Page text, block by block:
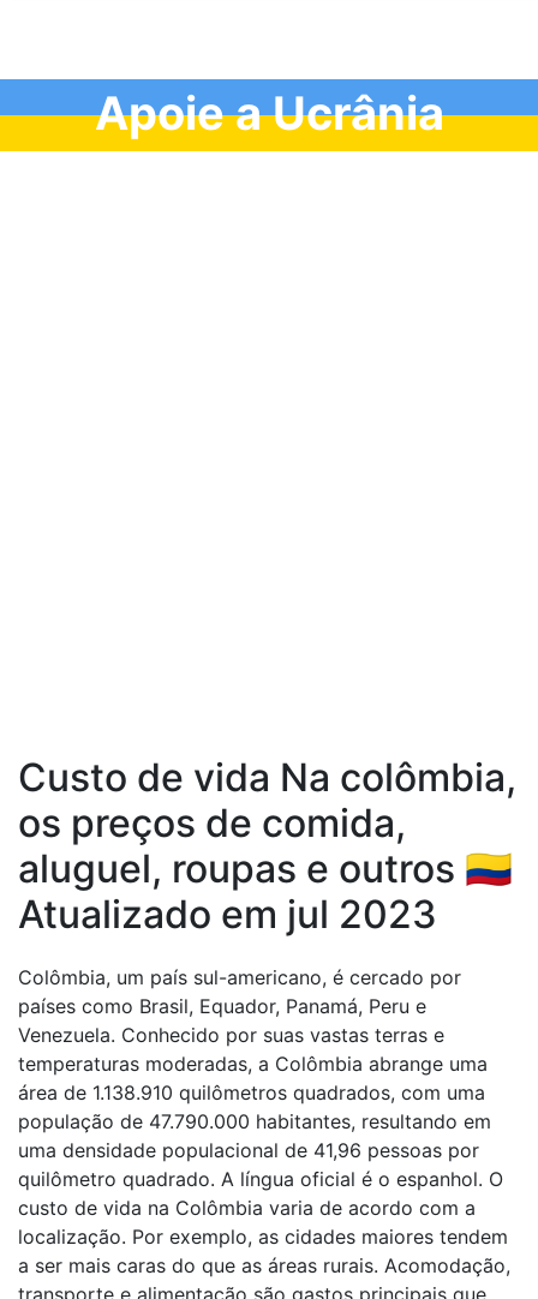
Apoie a Ucrânia
Custo de vida Na colômbia,
os preços de comida,
aluguel, roupas e outros 🇨🇴
Atualizado em jul 2023
Colômbia, um país sul-americano, é cercado por
países como Brasil, Equador, Panamá, Peru e
Venezuela. Conhecido por suas vastas terras e
temperaturas moderadas, a Colômbia abrange uma
área de 1.138.910 quilômetros quadrados, com uma
população de 47.790.000 habitantes, resultando em
uma densidade populacional de 41,96 pessoas por
quilômetro quadrado. A língua oficial é o espanhol. O
custo de vida na Colômbia varia de acordo com a
localização. Por exemplo, as cidades maiores tendem
a ser mais caras do que as áreas rurais. Acomodação,
transporte e alimentação são gastos principais que